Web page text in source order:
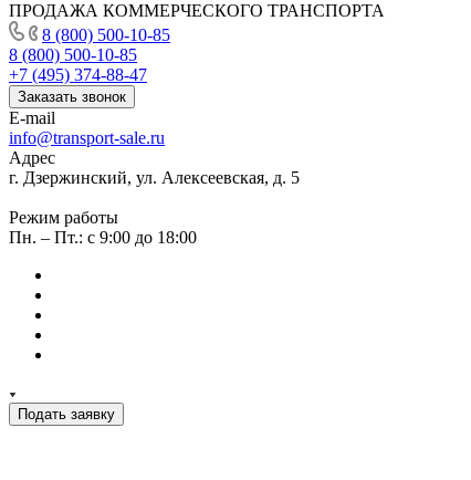
ПРОДАЖА КОММЕРЧЕСКОГО ТРАНСПОРТА
8 (800) 500-10-85
8 (800) 500-10-85
+7 (495) 374-88-47
Заказать звонок
E-mail
info@transport-sale.ru
Адрес
г. Дзержинский, ул. Алексеевская, д. 5
Режим работы
Пн. – Пт.: с 9:00 до 18:00
Подать заявку